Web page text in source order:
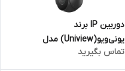
دوربین IP برند
یونی‌ویو(Uniview) مدل
- لنز(PTZ) - 2 مگاپیکسل
تماس بگیرید